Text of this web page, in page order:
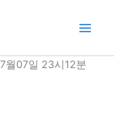
월07일 23시12분